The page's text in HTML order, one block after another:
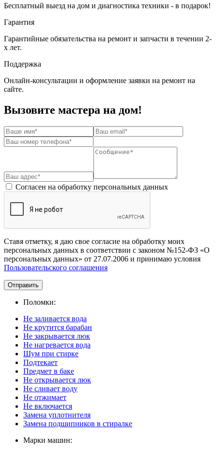
Бесплатный выезд на дом и диагностика техники - в подарок!
Гарантия
Гарантийные обязательства на ремонт и запчасти в течении 2-
х лет.
Поддержка
Онлайн-консультации и оформление заявки на ремонт на
сайте.
Вызовите мастера на дом!
Согласен на обработку персональных данных
Ставя отметку, я даю свое согласие на обработку моих
персональных данных в соответствии с законом №152-ФЗ «О
персональных данных» от 27.07.2006 и принимаю условия
Пользовательского соглашения
Отправить
Поломки:
Не заливается вода
Не крутится барабан
Не закрывается люк
Не нагревается вода
Шум при стирке
Подтекает
Предмет в баке
Не открывается люк
Не сливает воду
Не отжимает
Не включается
Замена уплотнителя
Замена подшипников в стиралке
Марки машин: